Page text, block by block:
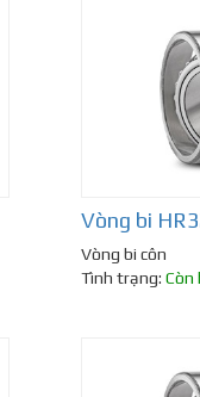
Vòng bi
Vòng bi côn
Tình trạng: Còn